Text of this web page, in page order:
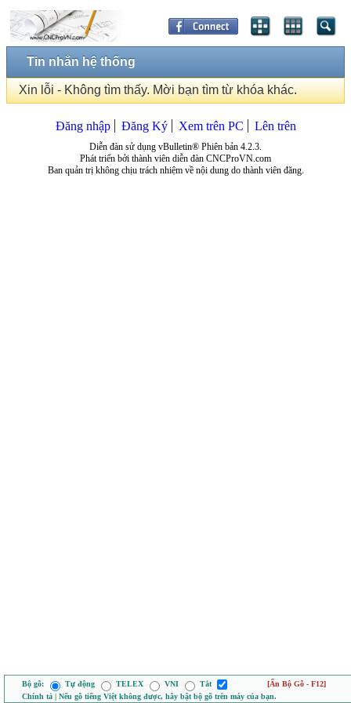
Tin nhắn hệ thống
Xin lỗi - Không tìm thấy. Mời bạn tìm từ khóa khác.
Đăng nhập Đăng Ký Xem trên PC Lên trên
Diễn đàn sử dụng vBulletin® Phiên bản 4.2.3.
Phát triển bởi thành viên diễn đàn CNCProVN.com
Ban quản trị không chịu trách nhiệm về nội dung do thành viên đăng.
Bộ gõ: Tự động TELEX VNI Tắt
[Ẩn Bộ Gõ - F12]
Chính tả | Nếu gõ tiếng Việt không được, hãy bật bộ gõ trên máy của bạn.